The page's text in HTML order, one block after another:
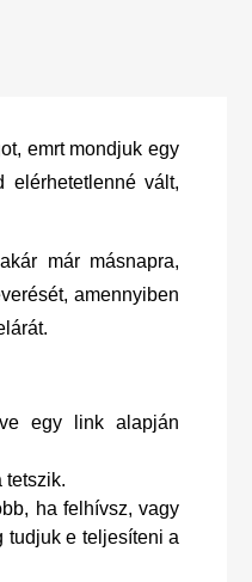
emrt mondjuk egy
elérhetetlenné vált,
már másnapra,
amennyiben
egy link alapján
tetszik.
ha felhívsz, vagy
tudjuk e teljesíteni a